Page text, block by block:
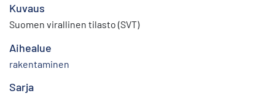
Kuvaus
Suomen virallinen tilasto (SVT)
Aihealue
rakentaminen
Sarja